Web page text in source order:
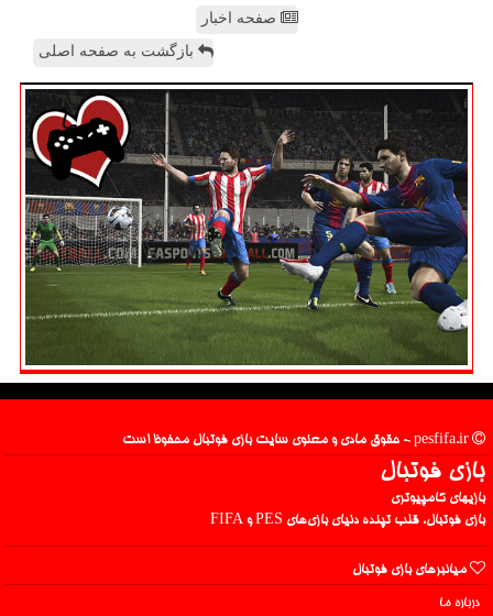
صفحه اخبار
بازگشت به صفحه اصلی
بازی فوتبال
بازیهای کامپیوتری
بازی فوتبال، قلب تپنده دنیای بازی‌های PES و FIFA
میانبرهای بازی فوتبال
درباره ما